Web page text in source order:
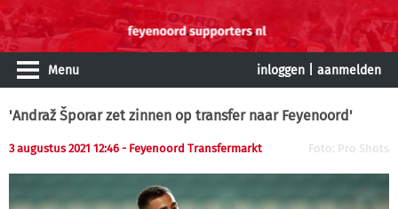
Menu inloggen aanmelden
'Andraž Šporar zet zinnen op transfer naar Feyenoord'
3 augustus 2021 12:46 - Feyenoord Transfermarkt Foto: Pro Shots